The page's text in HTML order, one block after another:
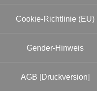
Cookie-Richtlinie (EU)
Gender-Hinweis
AGB [Druckversion]